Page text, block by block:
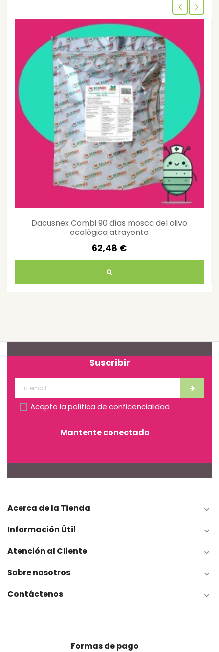
Dacusnex Combi 90 días mosca del olivo
ecológica atrayente
62,48 €
Suscribir
Acepto la política de confidencialidad
Mantente conectado
Acerca de la Tienda 
Información Útil 
Atención al Cliente 
Sobre nosotros 
Contáctenos 
Formas de pago